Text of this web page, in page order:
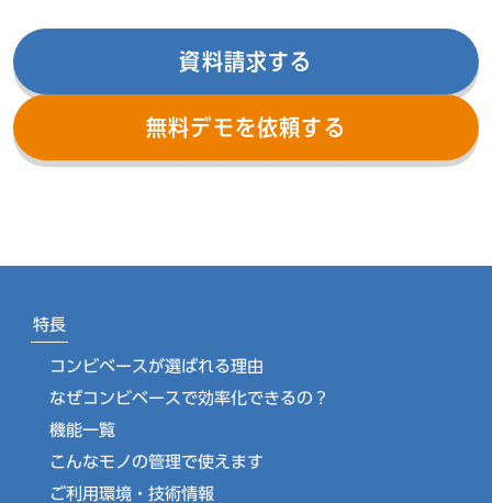
資料請求する
無料デモを依頼する
特長
コンビベースが選ばれる理由
なぜコンビベースで効率化できるの？
機能一覧
こんなモノの管理で使えます
ご利用環境・技術情報